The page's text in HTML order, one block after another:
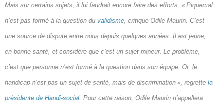
Mais sur certains sujets, il lui faudrait encore faire des efforts. « Piquemal
n’est pas formé à la question du validisme , critique Odile Maurin. C’est
une source de dispute entre nous depuis quelques années. Il est jeune,
en bonne santé, et considère que c’est un sujet mineur. Le problème,
c’est que personne n’est formé à la question dans son équipe. Or, le
handicap n’est pas un sujet de santé, mais de discrimination », regrette la
présidente de Handi‐social . Pour cette raison, Odile Maurin n’appellera